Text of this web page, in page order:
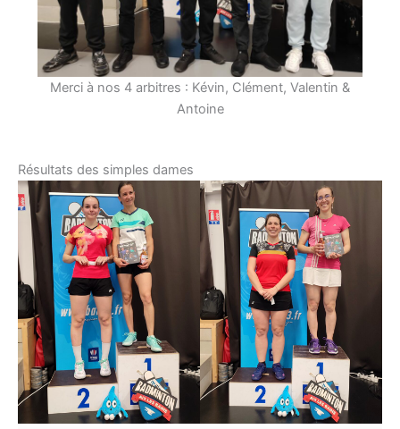
Merci à nos 4 arbitres : Kévin, Clément, Valentin &
Antoine
Résultats des simples dames